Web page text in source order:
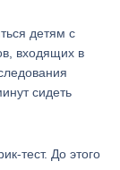
детям с
входящих в
сидеть
тест. До этого